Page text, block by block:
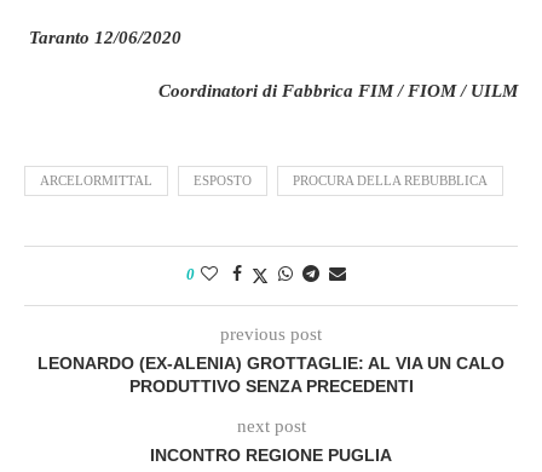
Taranto 12/06/2020
Coordinatori di Fabbrica FIM / FIOM / UILM
ARCELORMITTAL ESPOSTO PROCURA DELLA REBUBBLICA
0
previous post
LEONARDO (EX-ALENIA) GROTTAGLIE: AL VIA UN CALO
PRODUTTIVO SENZA PRECEDENTI
next post
INCONTRO REGIONE PUGLIA